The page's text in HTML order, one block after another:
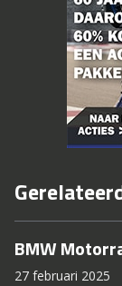
BMW
27 februari 2025